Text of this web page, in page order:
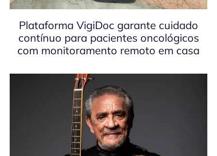
Plataforma VigiDoc garante cuidado
contínuo para pacientes oncológicos
com monitoramento remoto em casa